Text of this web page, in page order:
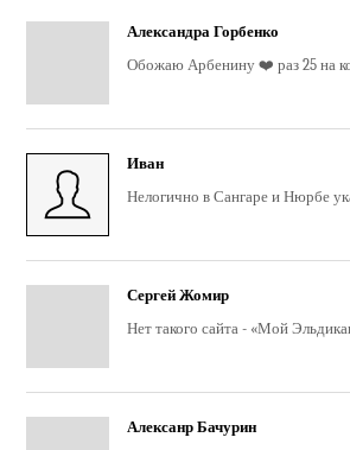
Александра Горбенко
Обожаю Арбенину ❤️ раз 25 на
Иван
Нелогично в Сангаре и Нюрбе
Сергей Жомир
Нет такого сайта - «Мой
Алексанр Бачурин